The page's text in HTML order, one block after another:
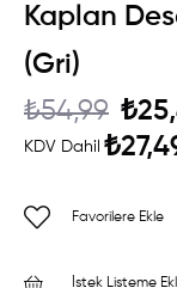
Kaplan
(Gri)
₺54,99
KDV Dahil
Favorilere Ekle
İstek Listeme